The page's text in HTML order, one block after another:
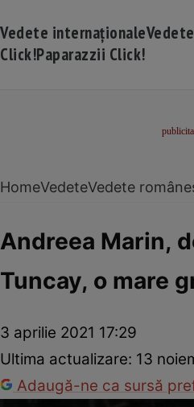
Vedete internaționale
Click!Paparazzii Click!
HomeVedeteVedete
Andreea Marin,
Tuncay, o mare
3 aprilie 2021 17:29
Ultima actualizare: 13
Adaugă-ne ca sursă